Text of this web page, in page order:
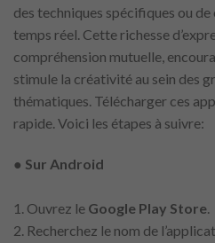
des techniques spécifiques ou
temps réel. Cette richesse
compréhension mutuelle,
stimule la créativité au sein des
thématiques. Télécharger ces
rapide. Voici les étapes à suivre:
● Sur Android
1. Ouvrez le Google Play Store.
2. Recherchez le nom de